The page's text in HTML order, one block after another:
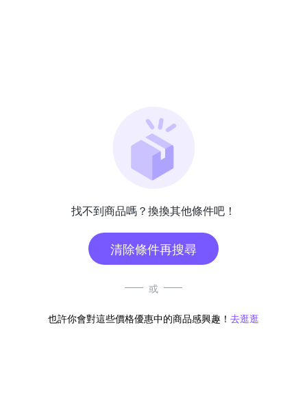
找不到商品嗎？換換其他條件吧！
清除條件再搜尋
或
也許你會對這些價格優惠中的商品感興趣！ 去逛逛